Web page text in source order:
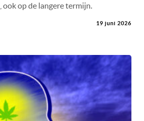
ook op de langere termijn.
19 juni 2026